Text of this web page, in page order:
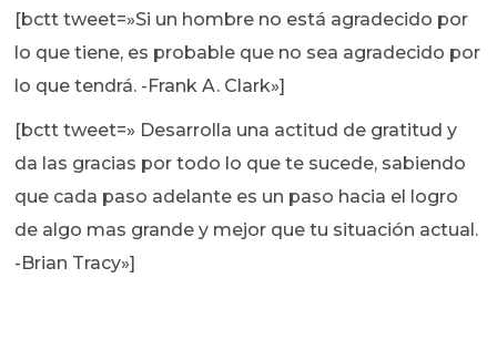
[bctt tweet=»Si un hombre no está agradecido por
lo que tiene, es probable que no sea agradecido por
lo que tendrá. -Frank A. Clark»]
[bctt tweet=» Desarrolla una actitud de gratitud y
da las gracias por todo lo que te sucede, sabiendo
que cada paso adelante es un paso hacia el logro
de algo mas grande y mejor que tu situación actual.
-Brian Tracy»]